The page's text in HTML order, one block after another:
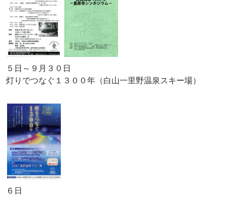
５日～９月３０日
灯りでつなぐ１３００年（白山一里野温泉スキー場）
６日